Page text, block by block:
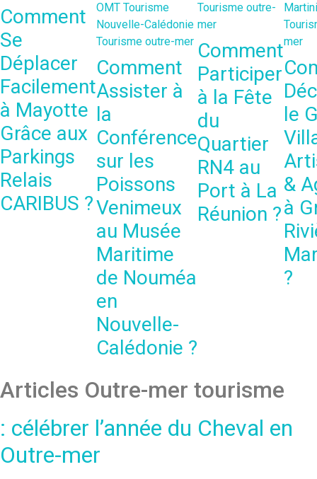
Comment
Se
Déplacer
Facilement
à Mayotte
Grâce aux
Parkings
Relais
CARIBUS ?
OMT Tourisme
Nouvelle-Calédonie
Tourisme outre-mer
Comment
Assister à
la
Conférence
sur les
Poissons
Venimeux
au Musée
Maritime
de Nouméa
en
Nouvelle-
Calédonie ?
Tourisme outre-
mer
Comment
Participer
à la Fête
du
Quartier
RN4 au
Port à La
Réunion ?
mer
le
&
à
?
Articles Outre-mer tourisme
: célébrer l’année du Cheval en
Outre-mer